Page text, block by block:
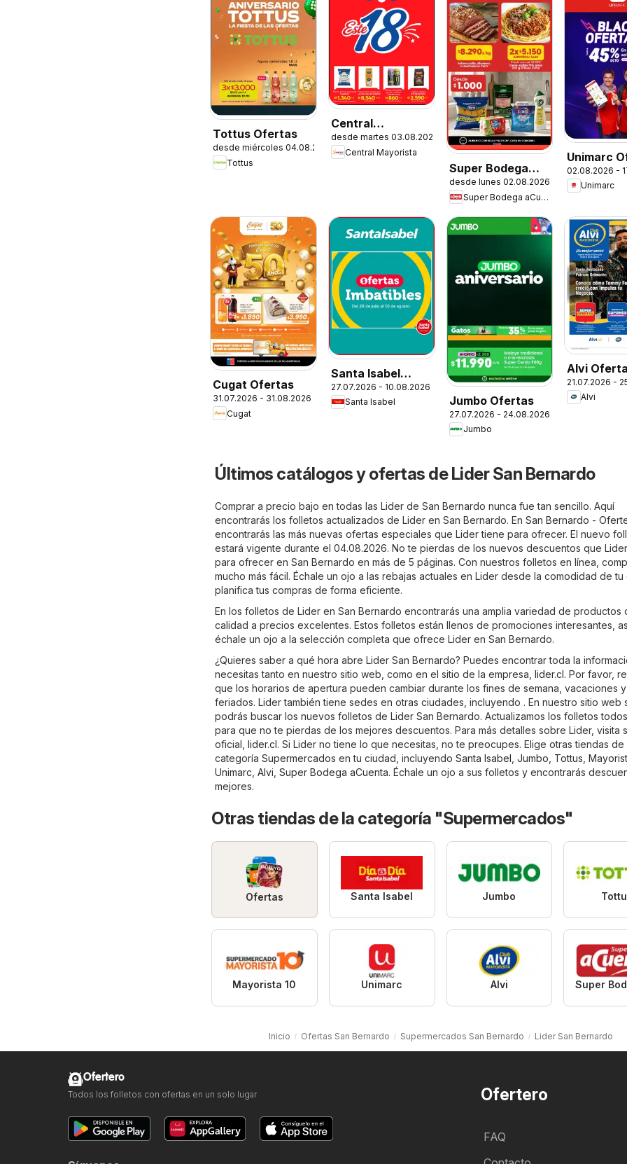
Tottus Ofertas
desde miércoles 04.08.2026
Tottus
Central
Mayorista
Ofertas
desde martes 03.08.2026
Central Mayorista
Super Bodega
aCuenta Ofertas
desde lunes 02.08.2026
Super Bodega aCuenta
Unimarc
02.08.2026 -
Unimarc
Cugat Ofertas
31.07.2026 - 31.08.2026
Cugat
Santa Isabel
Ofertas
27.07.2026 - 10.08.2026
Santa Isabel
Jumbo Ofertas
27.07.2026 - 24.08.2026
Jumbo
Alvi
21.07.2026 -
Alvi
Últimos catálogos y ofertas de Lider San Bernardo
Comprar a precio bajo en todas las Lider de San Bernardo nunca fue tan sencillo. Aquí
encontrarás los folletos actualizados de Lider en San Bernardo. En San Bernardo -
encontrarás las más nuevas ofertas especiales que Lider tiene para ofrecer. El nuevo
estará vigente durante el 04.08.2026. No te pierdas de los nuevos descuentos que
para ofrecer en San Bernardo en más de 5 páginas. Con nuestros folletos en línea,
mucho más fácil. Échale un ojo a las rebajas actuales en Lider desde la comodidad de tu
planifica tus compras de forma eficiente.
En los folletos de Lider en San Bernardo encontrarás una amplia variedad de productos
calidad a precios excelentes. Estos folletos están llenos de promociones interesantes,
échale un ojo a la selección completa que ofrece Lider en San Bernardo.
¿Quieres saber a qué hora abre Lider San Bernardo? Puedes encontrar toda la
necesitas tanto en nuestro sitio web, como en el sitio de la empresa, lider.cl. Por favor,
que los horarios de apertura pueden cambiar durante los fines de semana, vacaciones y
feriados. Lider también tiene sedes en otras ciudades, incluyendo . En nuestro sitio web
podrás buscar los nuevos folletos de Lider San Bernardo. Actualizamos los folletos
para que no te pierdas de los mejores descuentos. Para más detalles sobre Lider, visita
oficial, lider.cl. Si Lider no tiene lo que necesitas, no te preocupes. Elige otras tiendas de
categoría Supermercados en tu ciudad, incluyendo Santa Isabel Jumbo Tottus
Unimarc Alvi Super Bodega aCuenta. Échale un ojo a sus folletos y encontrarás
mejores.
Otras tiendas de la categoría "Supermercados"
Ofertas Santa Isabel Jumbo
Mayorista 10 Unimarc Alvi
Inicio Ofertas San Bernardo Supermercados San Bernardo Lider San Bernardo
Ofertero
FAQ
Ofertero
Todos los folletos con ofertas en un solo lugar